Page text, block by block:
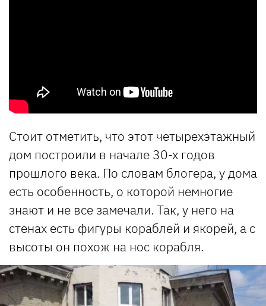
Стоит отметить, что этот четырехэтажный
дом построили в начале 30-х годов
прошлого века. По словам блогера, у дома
есть особенность, о которой немногие
знают и не все замечали. Так, у него на
стенах есть фигуры кораблей и якорей, а с
высоты он похож на нос корабля.